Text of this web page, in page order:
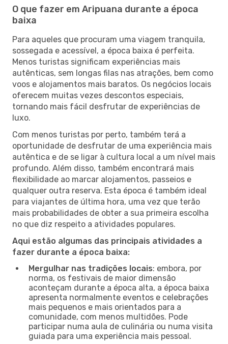
O que fazer em Aripuana durante a época
baixa
Para aqueles que procuram uma viagem tranquila,
sossegada e acessível, a época baixa é perfeita.
Menos turistas significam experiências mais
autênticas, sem longas filas nas atrações, bem como
voos e alojamentos mais baratos. Os negócios locais
oferecem muitas vezes descontos especiais,
tornando mais fácil desfrutar de experiências de
luxo.
Com menos turistas por perto, também terá a
oportunidade de desfrutar de uma experiência mais
autêntica e de se ligar à cultura local a um nível mais
profundo. Além disso, também encontrará mais
flexibilidade ao marcar alojamentos, passeios e
qualquer outra reserva. Esta época é também ideal
para viajantes de última hora, uma vez que terão
mais probabilidades de obter a sua primeira escolha
no que diz respeito a atividades populares.
Aqui estão algumas das principais atividades a
fazer durante a época baixa:
Mergulhar nas tradições locais: embora, por
norma, os festivais de maior dimensão
aconteçam durante a época alta, a época baixa
apresenta normalmente eventos e celebrações
mais pequenos e mais orientados para a
comunidade, com menos multidões. Pode
participar numa aula de culinária ou numa visita
guiada para uma experiência mais pessoal.